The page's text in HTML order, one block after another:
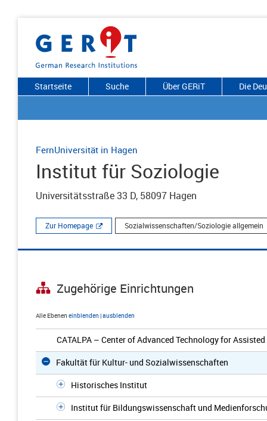
Startseite Suche Über GERiT Die
FernUniversität in Hagen
Institut für Soziologie
Universitätsstraße 33 D, 58097 Hagen
Zur Homepage Sozialwissenschaften/Soziologie allgemein
Zugehörige Einrichtungen
Alle Ebenen einblenden |ausblenden
CATALPA – Center of Advanced Technology for
Fakultät für Kultur- und Sozialwissenschaften
Historisches Institut
Institut für Bildungswissenschaft und